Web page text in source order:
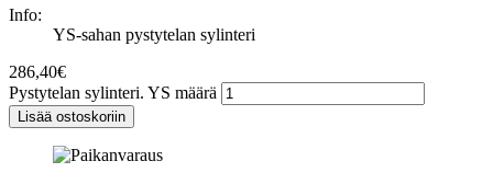
Info:
YS-sahan pystytelan sylinteri
286,40€
Pystytelan sylinteri. YS määrä
Lisää ostoskoriin